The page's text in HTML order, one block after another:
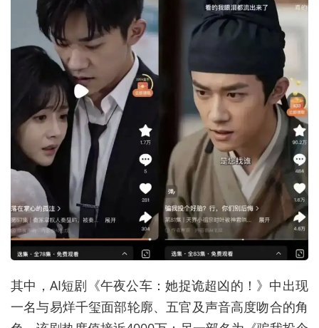
其中，AI短剧《午夜公车：她捉诡超凶的！》中出现
一名与易烊千玺面部轮廓、五官及声音高度吻合的角